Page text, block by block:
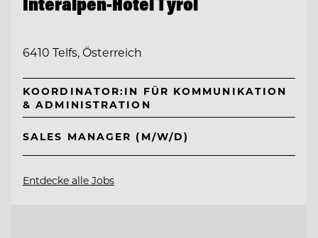
6410 Telfs, Österreich
KOORDINATOR:IN FÜR KOMMUNIKATION
& ADMINISTRATION
SALES MANAGER (M/W/D)
Entdecke alle Jobs